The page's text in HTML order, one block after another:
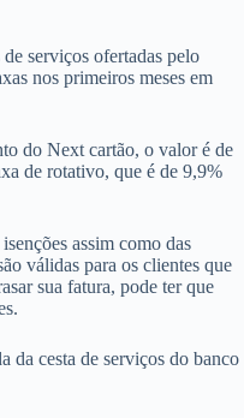
serviços ofertadas pelo
nos primeiros meses em
do Next cartão, o valor é de
de rotativo, que é de 9,9%
assim como das
válidas para os clientes que
sua fatura, pode ter que
da cesta de serviços do banco